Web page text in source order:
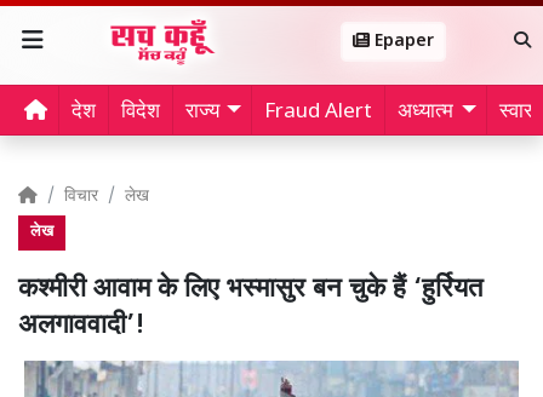
Epaper
देश विदेश राज्य Fraud Alert अध्यात्म
विचार लेख
लेख
कश्मीरी आवाम के लिए भस्मासुर बन चुके हैं ‘हुर्रियत
अलगाववादी’!